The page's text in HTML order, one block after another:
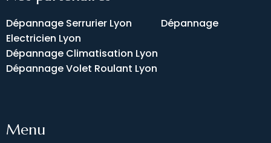
Dépannage Serrurier Lyon Dépannage
Electricien Lyon
Dépannage Climatisation Lyon
Dépannage Volet Roulant Lyon
Menu